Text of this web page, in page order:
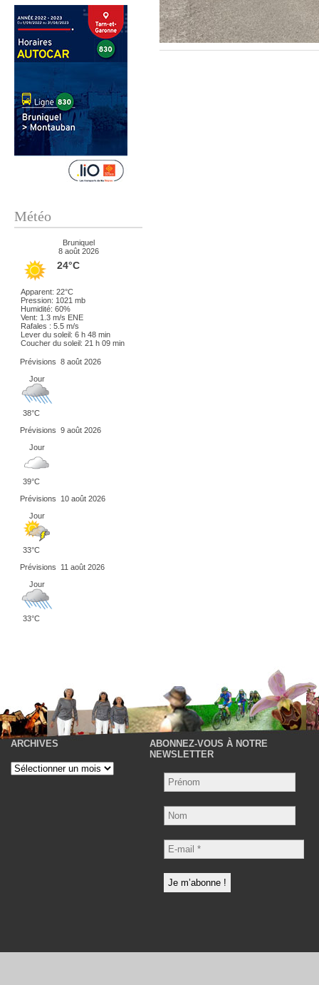
Météo
Bruniquel
8 août 2026
24°C
Apparent: 22°C
Pression: 1021 mb
Humidité: 60%
Vent: 1.3 m/s ENE
Rafales : 5.5 m/s
Lever du soleil: 6 h 48 min
Coucher du soleil: 21 h 09 min
Prévisions 8 août 2026
Jour
38°C
Prévisions 9 août 2026
Jour
39°C
Prévisions
10 août 2026
Jour
33°C
Prévisions
11 août 2026
Jour
33°C
ARCHIVES
Archives
ABONNEZ-VOUS À NOTRE
NEWSLETTER
Nom
E-
mail
*